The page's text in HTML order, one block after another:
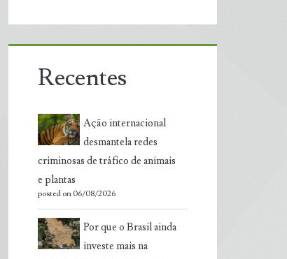
Recentes
Ação internacional
desmantela redes
criminosas de tráfico de animais
e plantas
posted on 06/08/2026
Por que o Brasil ainda
investe mais na